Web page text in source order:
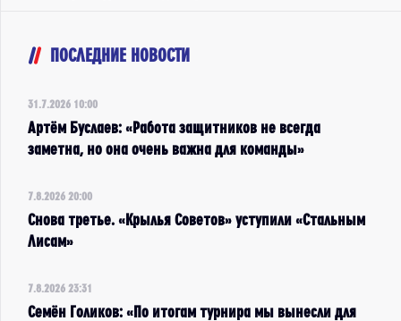
ПОСЛЕДНИЕ НОВОСТИ
31.7.2026 10:00
Артём Буслаев: «Работа защитников не всегда
заметна, но она очень важна для команды»
7.8.2026 20:00
Снова третье. «Крылья Советов» уступили «Стальным
Лисам»
7.8.2026 23:31
Семён Голиков: «По итогам турнира мы вынесли для